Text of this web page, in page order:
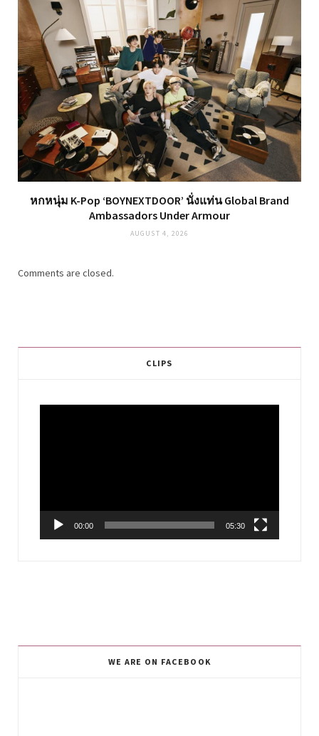
หกหนุ่ม K-Pop ‘BOYNEXTDOOR’ นั่งแท่น Global Brand
Ambassadors Under Armour
AUGUST 4, 2026
Comments are closed.
CLIPS
00:00 05:30
WE ARE ON FACEBOOK